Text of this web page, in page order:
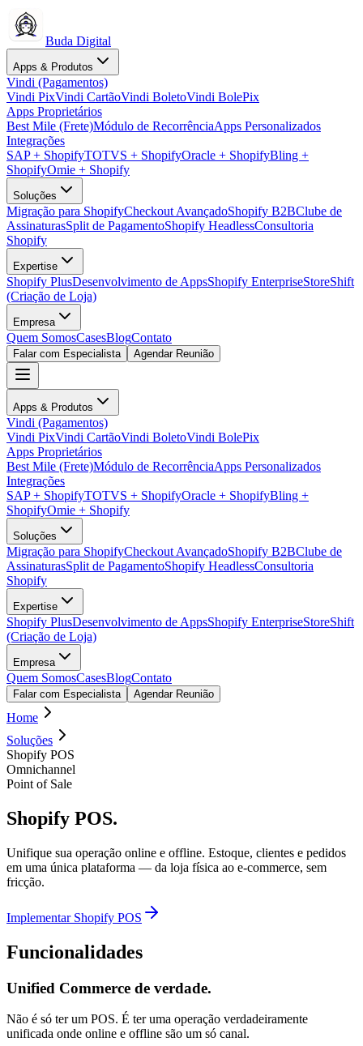
Buda Digital
Apps & Produtos
Vindi (Pagamentos)
Vindi PixVindi CartãoVindi BoletoVindi BolePix
Apps Proprietários
Best Mile (Frete)Módulo de RecorrênciaApps Personalizados
Integrações
SAP + ShopifyTOTVS + ShopifyOracle + ShopifyBling +
ShopifyOmie + Shopify
Soluções
Migração para ShopifyCheckout AvançadoShopify B2BClube de
AssinaturasSplit de PagamentoShopify HeadlessConsultoria
Shopify
Expertise
Shopify PlusDesenvolvimento de AppsShopify EnterpriseStoreShift
(Criação de Loja)
Empresa
Quem SomosCasesBlogContato
Falar com Especialista Agendar Reunião
Apps & Produtos
Vindi (Pagamentos)
Vindi PixVindi CartãoVindi BoletoVindi BolePix
Apps Proprietários
Best Mile (Frete)Módulo de RecorrênciaApps Personalizados
Integrações
SAP + ShopifyTOTVS + ShopifyOracle + ShopifyBling +
ShopifyOmie + Shopify
Soluções
Migração para ShopifyCheckout AvançadoShopify B2BClube de
AssinaturasSplit de PagamentoShopify HeadlessConsultoria
Shopify
Expertise
Shopify PlusDesenvolvimento de AppsShopify EnterpriseStoreShift
(Criação de Loja)
Empresa
Quem SomosCasesBlogContato
Falar com Especialista Agendar Reunião
Home
Soluções
Shopify POS
Omnichannel
Point of Sale
Shopify POS.
Unifique sua operação online e offline. Estoque, clientes e pedidos
em uma única plataforma — da loja física ao e-commerce, sem
fricção.
Implementar Shopify POS
Funcionalidades
Unified Commerce de verdade.
Não é só ter um POS. É ter uma operação verdadeiramente
unificada onde online e offline são um só canal.